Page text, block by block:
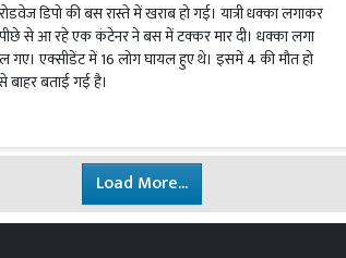
डिपो की बस रास्ते में खराब हो गई। यात्री धक्का लगाकर
पीछे से आ रहे एक कंटेनर ने बस में टक्कर मार दी। धक्का लगा
एक्सीडेंट में 16 लोग घायल हुए थे। इसमें 4 की मौत हो
बताई गई है।
Load More...